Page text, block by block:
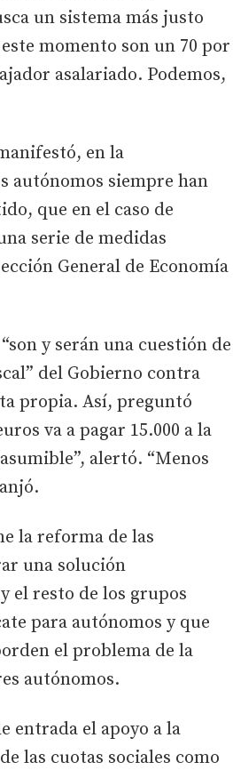
un sistema más justo
momento son un 70 por
asalariado. Podemos,
en la
autónomos siempre han
que en el caso de
serie de medidas
General de Economía
y serán una cuestión de
del Gobierno contra
propia. Así, preguntó
va a pagar 15.000 a la
alertó. “Menos
la reforma de las
una solución
el resto de los grupos
para autónomos y que
el problema de la
autónomos.
entrada el apoyo a la
las cuotas sociales como